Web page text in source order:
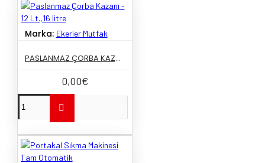
Marka: Ekerler Mutfak
PASLANMAZ ÇORBA KAZANI - 12 LT.,16 LITRE
0,00€